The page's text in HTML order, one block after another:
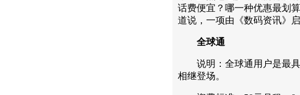
话费便宜？哪一种优惠最划
道说，一项由《数码资讯》
全球通
说明：全球通用户是最具
相继登场。